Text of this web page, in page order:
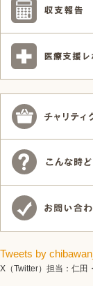
Tweets by
X（Twitter）担当：仁田